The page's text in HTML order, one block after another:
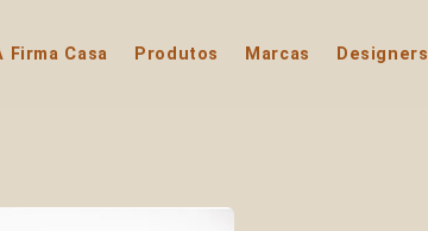
Firma Casa Produtos Marcas Designers